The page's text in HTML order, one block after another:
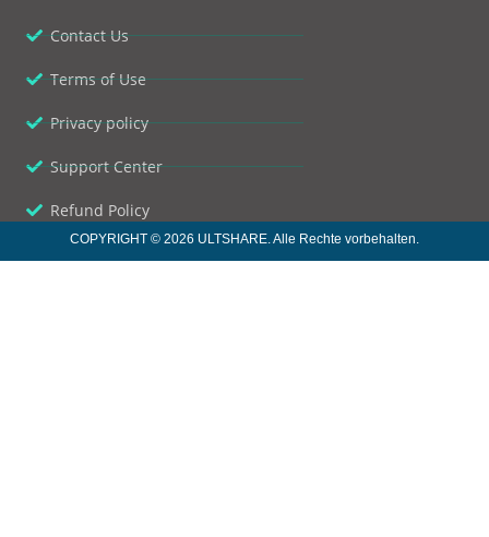
Contact Us
Terms of Use
Privacy policy
Support Center
Refund Policy
COPYRIGHT © 2026 ULTSHARE. Alle Rechte vorbehalten.